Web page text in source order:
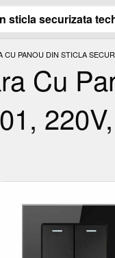
CU PANOU DIN STICLA
Cu